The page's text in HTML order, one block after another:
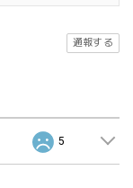
通報する
5